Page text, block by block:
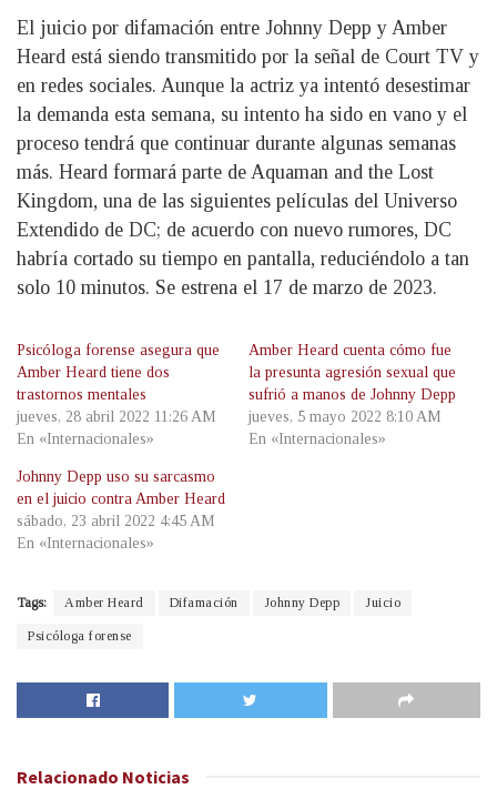
El juicio por difamación entre Johnny Depp y Amber
Heard está siendo transmitido por la señal de Court TV y
en redes sociales. Aunque la actriz ya intentó desestimar
la demanda esta semana, su intento ha sido en vano y el
proceso tendrá que continuar durante algunas semanas
más. Heard formará parte de Aquaman and the Lost
Kingdom, una de las siguientes películas del Universo
Extendido de DC; de acuerdo con nuevo rumores, DC
habría cortado su tiempo en pantalla, reduciéndolo a tan
solo 10 minutos. Se estrena el 17 de marzo de 2023.
Psicóloga forense asegura que
Amber Heard tiene dos
trastornos mentales
jueves, 28 abril 2022 11:26 AM
En «Internacionales»
Amber Heard cuenta cómo fue
la presunta agresión sexual que
sufrió a manos de Johnny Depp
jueves, 5 mayo 2022 8:10 AM
En «Internacionales»
Johnny Depp uso su sarcasmo
en el juicio contra Amber Heard
sábado, 23 abril 2022 4:45 AM
En «Internacionales»
Tags: Amber Heard Difamación Johnny Depp Juicio
Psicóloga forense
Relacionado Noticias